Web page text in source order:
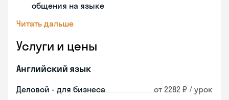
общения на языке
Читать дальше
Услуги и цены
Английский язык
Деловой - для бизнеса от 2282 ₽ / урок